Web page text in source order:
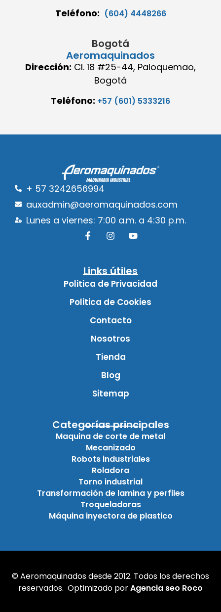
Teléfono: (604) 4448266
Bogotá
Aeromaquinados
Dirección: Cl. 18 #25-44, Paloquemao,
Bogotá
Teléfono: +57 (601) 5333216
+ 57 3242656994
auxadmin@aeromaquinados.com
Lunes a viernes: 7:00 a.m. a 4:30 p.m.
Links útiles
Politica de Privacidad
Politica de Cookies
Contacto
Nosotros
Tienda
Blog
Sitemap
Categorías principales
Maquina de corte de metal
Mecanizado
Robots industriales
Roladora
Torno industrial
Transformación de lamina y perfiles
Troqueladoras
Máquina inyectora de plastico
© Aeromaquinados desde 2012. Todos los derechos
reservados. Optimizado porAgencia seo Roco